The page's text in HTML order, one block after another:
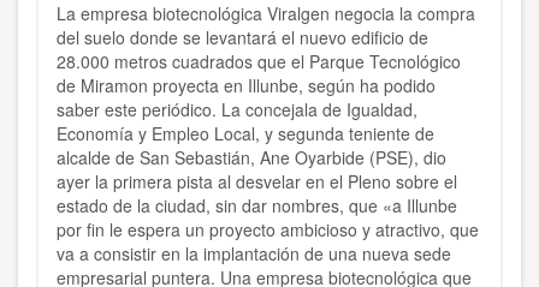
La empresa biotecnológica Viralgen negocia la compra
del suelo donde se levantará el nuevo edificio de
28.000 metros cuadrados que el Parque Tecnológico
de Miramon proyecta en Illunbe, según ha podido
saber este periódico. La concejala de Igualdad,
Economía y Empleo Local, y segunda teniente de
alcalde de San Sebastián, Ane Oyarbide (PSE), dio
ayer la primera pista al desvelar en el Pleno sobre el
estado de la ciudad, sin dar nombres, que «a Illunbe
por fin le espera un proyecto ambicioso y atractivo, que
va a consistir en la implantación de una nueva sede
empresarial puntera. Una empresa biotecnológica que